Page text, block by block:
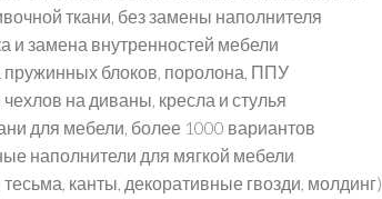
ткани, без замены наполнителя
и замена внутренностей мебели
пружинных блоков, поролона, ППУ
на диваны, кресла и стулья
для мебели, более 1000 вариантов
наполнители для мягкой мебели
канты, декоративные гвозди, молдинг)